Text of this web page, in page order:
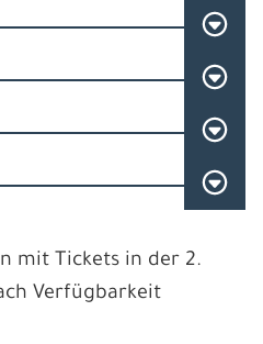
mit Tickets in der 2.
Verfügbarkeit